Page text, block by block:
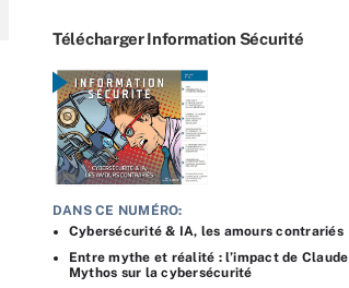
Télécharger Information Sécurité
DANS CE NUMÉRO:
Cybersécurité & IA, les amours contrariés
Entre mythe et réalité : l’impact de Claude
Mythos sur la cybersécurité